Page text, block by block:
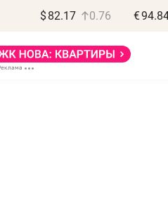
$ 82.17 0.76 €